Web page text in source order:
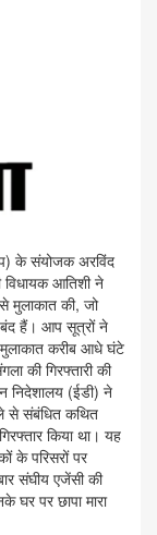
के संयोजक अरविंद
आतिशी ने
से मुलाकात की, जो
हैं। आप सूत्रों ने
करीब आधे घंटे
की गिरफ्तारी की
निदेशालय (ईडी) ने
से संबंधित कथित
किया था। यह
के परिसरों पर
संघीय एजेंसी की
घर पर छापा मारा